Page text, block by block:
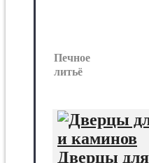
Печное
литьё
Дверцы